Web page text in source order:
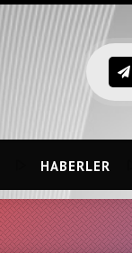
HABERLER
IRMAK